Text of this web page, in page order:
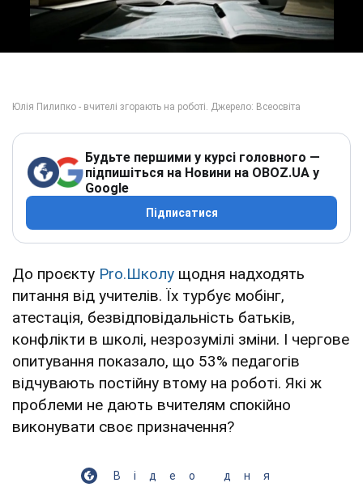
Будьте першими у курсі головного —
підпишіться на Новини на OBOZ.UA у
Google
Підписатися
До проєкту Pro.Школу щодня надходять
питання від учителів. Їх турбує мобінг,
атестація, безвідповідальність батьків,
конфлікти в школі, незрозумілі зміни. І чергове
опитування показало, що 53% педагогів
відчувають постійну втому на роботі. Які ж
проблеми не дають вчителям спокійно
виконувати своє призначення?
Відео дня